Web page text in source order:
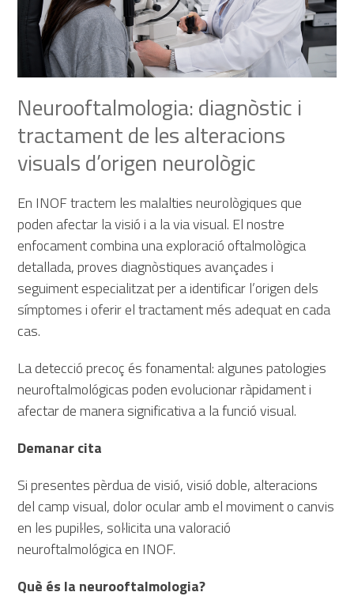
Neurooftalmologia: diagnòstic i
tractament de les alteracions
visuals d’origen neurològic
En INOF tractem les malalties neurològiques que
poden afectar la visió i a la via visual. El nostre
enfocament combina una exploració oftalmològica
detallada, proves diagnòstiques avançades i
seguiment especialitzat per a identificar l’origen dels
símptomes i oferir el tractament més adequat en cada
cas.
La detecció precoç és fonamental: algunes patologies
neuroftalmológicas poden evolucionar ràpidament i
afectar de manera significativa a la funció visual.
Demanar cita
Si presentes pèrdua de visió, visió doble, alteracions
del camp visual, dolor ocular amb el moviment o canvis
en les pupil·les, sol·licita una valoració
neuroftalmológica en INOF.
Què és la neurooftalmologia?